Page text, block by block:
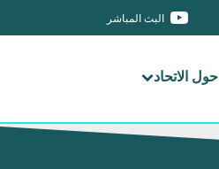
البث المباشر
حول الاتحاد